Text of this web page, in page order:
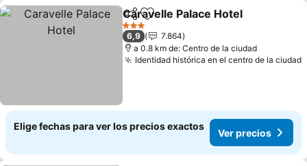
CompartirAgregar a favoritos
Caravelle Palace Hotel
3 Estrellas
6,9
7.864
a 0.8 km de: Centro de la ciudad
Identidad histórica en el centro de la ciudad
Elige fechas para ver los precios exactos
Ver precios